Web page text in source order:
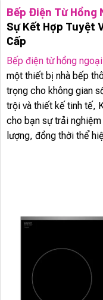
Bếp Điện Từ Hồng
Sự Kết Hợp Tuyệt
Cấp
Bếp điện từ hồng
một thiết bị nhà bếp
trọng cho không gian
trội và thiết kế tinh tế,
cho bạn sự trải
lượng, đồng thời thể